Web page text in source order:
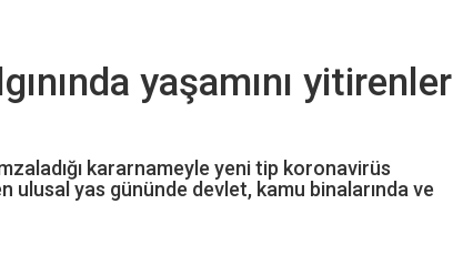
yaşamını yitirenler
kararnameyle yeni tip koronavirüs
ulusal yas gününde devlet, kamu binalarında ve